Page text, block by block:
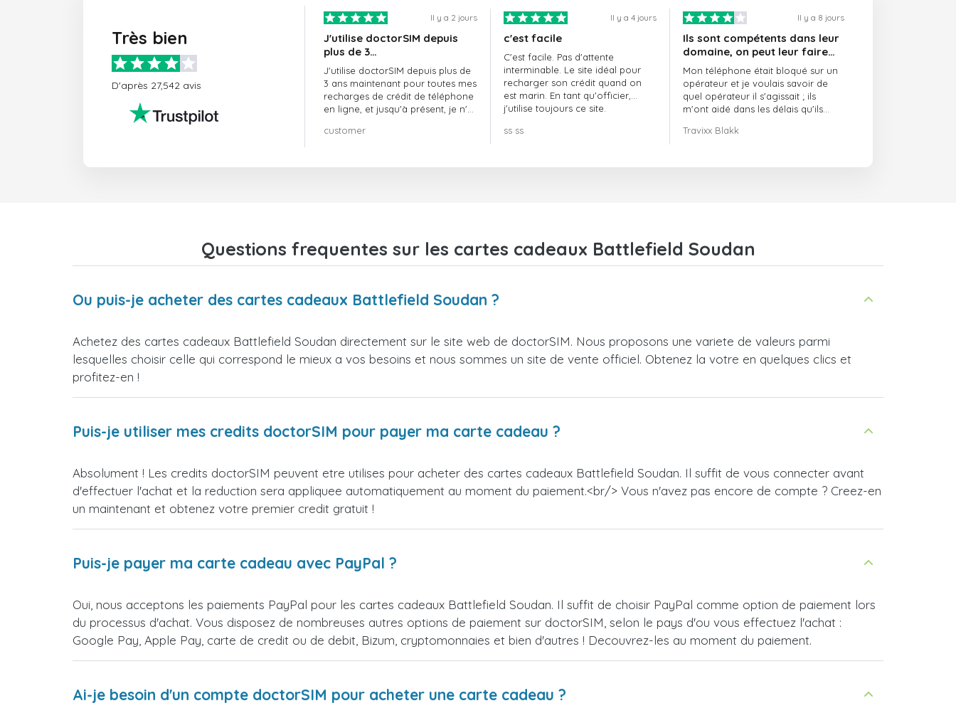
Très bien
D'après 27,542 avis
Il y a 2 jours
J'utilise doctorSIM depuis
plus de 3…
J'utilise doctorSIM depuis plus de
3 ans maintenant pour toutes mes
recharges de crédit de téléphone
en ligne, et jusqu'à présent, je n'ai
vivement !!!
customer
Il y a 4 jours
c'est facile
C'est facile. Pas d'attente
interminable. Le site idéal pour
recharger son crédit quand on
est marin. En tant qu'officier,
j'utilise toujours ce site.
ss ss
Il y a 8 jours
Ils sont compétents dans leur
domaine, on peut leur faire
confiance et ils sont toujours
ponctuels
Mon téléphone était bloqué sur un
opérateur et je voulais savoir de
quel opérateur il s'agissait ; ils
m'ont aidé dans les délais qu'ils
Travixx Blakk
Questions frequentes sur les cartes cadeaux Battlefield Soudan
Ou puis-je acheter des cartes cadeaux Battlefield Soudan ?
Achetez des cartes cadeaux Battlefield Soudan directement sur le site web de doctorSIM. Nous proposons une variete de valeurs parmi
lesquelles choisir celle qui correspond le mieux a vos besoins et nous sommes un site de vente officiel. Obtenez la votre en quelques clics et
profitez-en !
Puis-je utiliser mes credits doctorSIM pour payer ma carte cadeau ?
Absolument ! Les credits doctorSIM peuvent etre utilises pour acheter des cartes cadeaux Battlefield Soudan. Il suffit de vous connecter avant
d'effectuer l'achat et la reduction sera appliquee automatiquement au moment du paiement.<br/> Vous n'avez pas encore de compte ? Creez-en
un maintenant et obtenez votre premier credit gratuit !
Puis-je payer ma carte cadeau avec PayPal ?
Oui, nous acceptons les paiements PayPal pour les cartes cadeaux Battlefield Soudan. Il suffit de choisir PayPal comme option de paiement lors
du processus d'achat. Vous disposez de nombreuses autres options de paiement sur doctorSIM, selon le pays d'ou vous effectuez l'achat :
Google Pay, Apple Pay, carte de credit ou de debit, Bizum, cryptomonnaies et bien d'autres ! Decouvrez-les au moment du paiement.
Ai-je besoin d'un compte doctorSIM pour acheter une carte cadeau ?